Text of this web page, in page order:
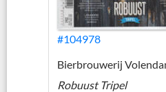
#104978
Bierbrouwerij
Robuust Tripel